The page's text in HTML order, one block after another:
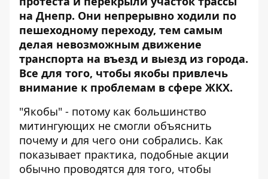
на Днепр. Они непрерывно ходили по
пешеходному переходу, тем самым
делая невозможным движение
транспорта на въезд и выезд из города.
Все для того, чтобы якобы привлечь
внимание к проблемам в сфере ЖКХ.
"Якобы" - потому как большинство
митингующих не смогли объяснить
почему и для чего они собрались. Как
показывает практика, подобные акции
обычно проводятся для того, чтобы